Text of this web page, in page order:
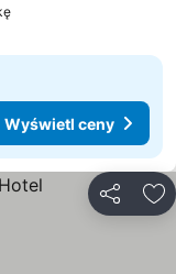
Wyświetl ceny